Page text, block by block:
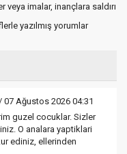
imalar, inançlara saldırı
yazılmış yorumlar
/ 07 Ağustos 2026 04:31
guzel cocuklar. Sizler
O analara yaptiklari
ediniz, ellerinden